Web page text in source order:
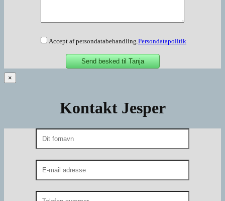
Accept af persondatabehandling. Persondatapolitik
×
Kontakt Jesper